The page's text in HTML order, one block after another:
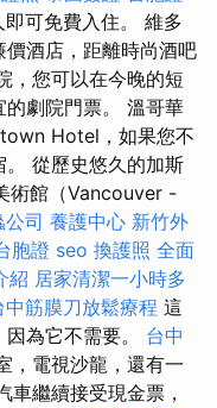
可免費入住。 維多
酒店，距離時尚酒吧
，您可以在今晚的短
劇院門票。 溫哥華
Hotel，如果您不
從歷史悠久的加斯
術館（Vancouver -
公司 養護中心 新竹外
胞證 seo 換護照 全面
紹 居家清潔一小時多
中筋膜刀放鬆療程 這
為它不需要。 台中
，電視沙龍，還有一
繼續接受現金票，